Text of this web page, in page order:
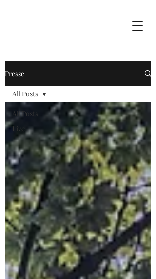
Presse
All Posts
Live
All Posts